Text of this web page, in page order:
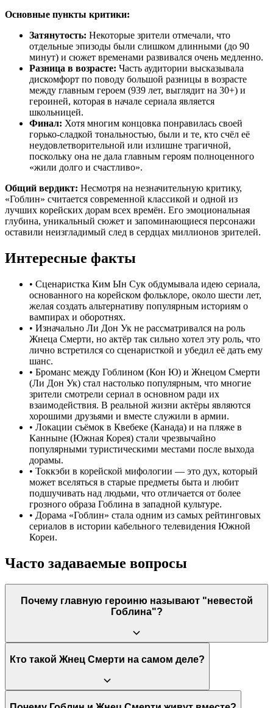
Основные пункты критики:
Затянутость: Некоторые зрители отмечали, что
отдельные эпизоды были слишком длинными (до 90
минут) и сюжет временами развивался очень медленно.
Разница в возрасте: Часть аудитории высказывала
дискомфорт по поводу большой разницы в возрасте
между главным героем (939 лет, выглядит на 30+) и
героиней, которая в начале сериала является
школьницей.
Финал: Хотя многим концовка понравилась своей
горько-сладкой тональностью, были и те, кто счёл её
неудовлетворительной или излишне трагичной,
поскольку она не дала главным героям полноценного
«жили долго и счастливо».
Общий вердикт: Несмотря на незначительную критику,
«Гоблин» считается современной классикой и одной из
лучших корейских дорам всех времён. Его эмоциональная
глубина, уникальный сюжет и запоминающиеся персонажи
оставили неизгладимый след в сердцах миллионов зрителей.
Интересные факты
• Сценаристка Ким Ын Сук обдумывала идею сериала,
основанного на корейском фольклоре, около шести лет,
желая создать альтернативу популярным историям о
вампирах и оборотнях.
• Изначально Ли Дон Ук не рассматривался на роль
Жнеца Смерти, но актёр так сильно хотел эту роль, что
лично встретился со сценаристкой и убедил её дать ему
шанс.
• Броманс между Гоблином (Кон Ю) и Жнецом Смерти
(Ли Дон Ук) стал настолько популярным, что многие
зрители смотрели сериал в основном ради их
взаимодействия. В реальной жизни актёры являются
хорошими друзьями и вместе служили в армии.
• Локации съёмок в Квебеке (Канада) и на пляже в
Канныне (Южная Корея) стали чрезвычайно
популярными туристическими местами после выхода
дорамы.
• Токкэби в корейской мифологии — это дух, который
может вселяться в старые предметы быта и любит
подшучивать над людьми, что отличается от более
грозного образа Гоблина в западной культуре.
• Дорама «Гоблин» стала одним из самых рейтинговых
сериалов в истории кабельного телевидения Южной
Кореи.
Часто задаваемые вопросы
Почему главную героиню называют "невестой
Гоблина"?
Она единственная, кто может видеть и извлечь меч из его
Это её уникальное предназначение и делает её "невестой",
которая должна освободить его от проклятия.
Кто такой Жнец Смерти на самом деле?
Жнец Смерти — это реинкарнация короля Ван Ё из эпохи